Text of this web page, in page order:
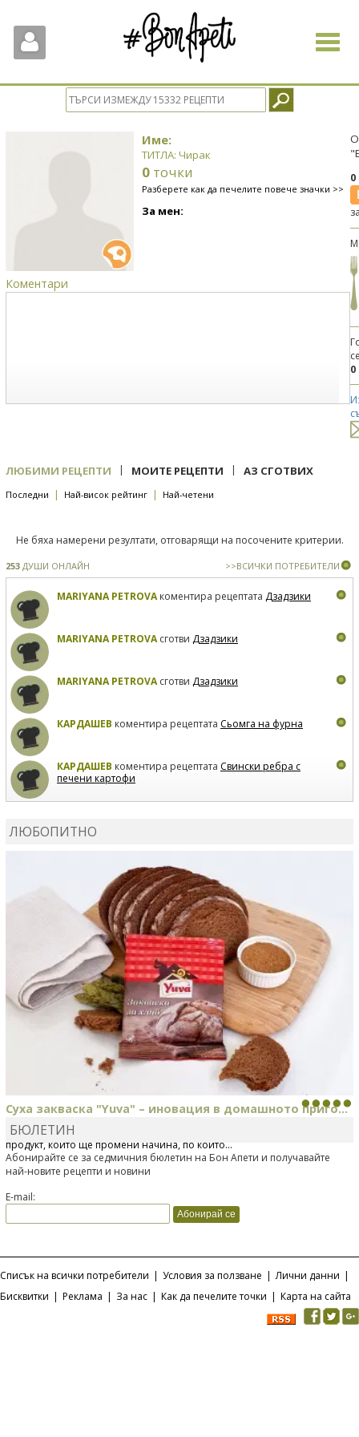
Toggle
Име:
ТИТЛА: Чирак
0 точки
Разберете как да печелите повече значки >>
За мен:
Коментари
0
ЛЮБИМИ РЕЦЕПТИ | МОИТЕ РЕЦЕПТИ | АЗ СГОТВИХ
Последни | Най-висок рейтинг | Най-четени
Не бяха намерени резултати, отговарящи на посочените критерии.
253 ДУШИ ОНЛАЙН >>ВСИЧКИ ПОТРЕБИТЕЛИ
MARIYANA PETROVAкоментира рецептата Дзадзики
MARIYANA PETROVAсготви Дзадзики
MARIYANA PETROVAсготви Дзадзики
КАРДАШЕВ коментира рецептата Сьомга на фурна
КАРДАШЕВ коментира рецептата Свински ребра с
печени картофи
ЛЮБОПИТНО
Суха закваска "Yuva" – иновация в домашното приго...
Отскоро Лесафр България стартира предлагането на изцяло нов
продукт, който ще промени начина, по който...
БЮЛЕТИН
Абонирайте се за седмичния бюлетин на Бон Апети и получавайте
най-новите рецепти и новини
E-mail:
Списък на всички потребители | Условия за ползване | Лични данни |
Бисквитки | Реклама | За нас | Как да печелите точки | Карта на сайта